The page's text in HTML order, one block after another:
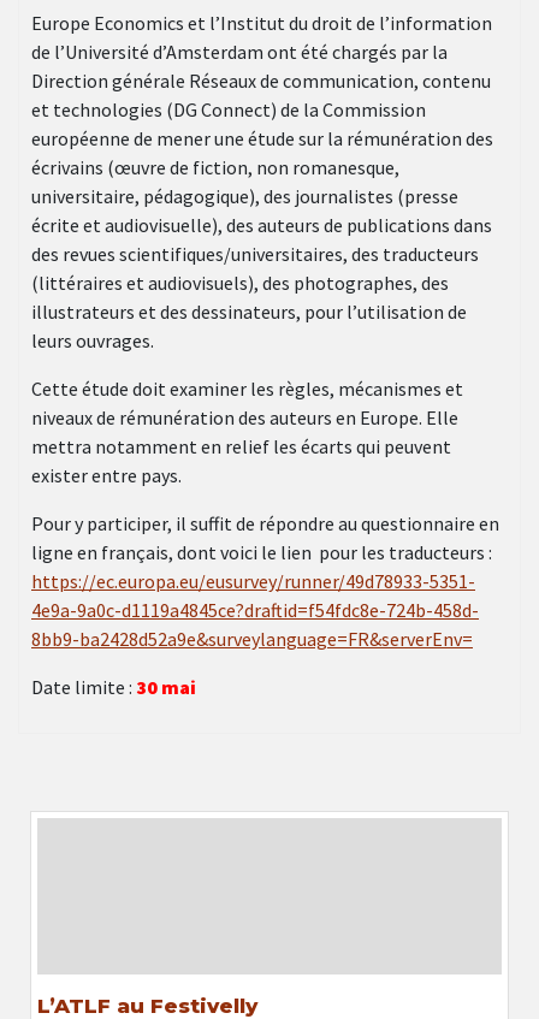
Europe Economics et l’Institut du droit de l’information
de l’Université d’Amsterdam ont été chargés par la
Direction générale Réseaux de communication, contenu
et technologies (DG Connect) de la Commission
européenne de mener une étude sur la rémunération des
écrivains (œuvre de fiction, non romanesque,
universitaire, pédagogique), des journalistes (presse
écrite et audiovisuelle), des auteurs de publications dans
des revues scientifiques/universitaires, des traducteurs
(littéraires et audiovisuels), des photographes, des
illustrateurs et des dessinateurs, pour l’utilisation de
leurs ouvrages.
Cette étude doit examiner les règles, mécanismes et
niveaux de rémunération des auteurs en Europe. Elle
mettra notamment en relief les écarts qui peuvent
exister entre pays.
Pour y participer, il suffit de répondre au questionnaire en
ligne en français, dont voici le lien pour les traducteurs :
https://ec.europa.eu/eusurvey/runner/49d78933-5351-
4e9a-9a0c-d1119a4845ce?draftid=f54fdc8e-724b-458d-
8bb9-ba2428d52a9e&surveylanguage=FR&serverEnv=
Date limite : 30 mai
L’ATLF au Festivelly